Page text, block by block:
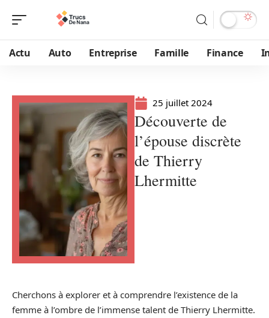
Actu Auto Entreprise Famille Finance
25 juillet 2024
Découverte de
l’épouse discrète
de Thierry
Lhermitte
Cherchons à explorer et à comprendre l’existence de la
femme à l’ombre de l’immense talent de Thierry Lhermitte.